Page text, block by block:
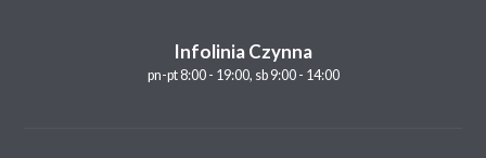
Infolinia Czynna
pn-pt 8:00 - 19:00, sb 9:00 - 14:00